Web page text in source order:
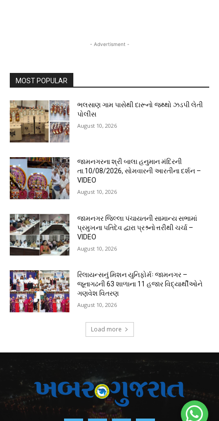
- Advertisment -
MOST POPULAR
ભલસાણ ગામ પાસેથી દારૂનો જથ્થો ઝડપી લેતી
પોલીસ
August 10, 2026
જામનગરના શ્રી બાલા હનુમાન મંદિરની
તા.10/08/2026, સોમવારની આરતીના દર્શન –
VIDEO
August 10, 2026
જામનગર જિલ્લા પંચાયતની સામાન્ય સભામાં
પ્રમુખના પતિદેવ દ્વારા પ્રશ્ર્નોત્તરીથી ચર્ચા –
VIDEO
August 10, 2026
રિલાયન્સનું મિશન યુનિફોર્મઃ જામનગર –
જૂનાગઢની 63 શાળાના 11 હજાર વિદ્યાર્થીઓને
ગણવેશ વિતરણ
August 10, 2026
Load more